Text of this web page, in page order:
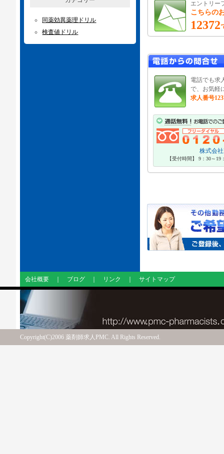
同薬効異薬理ドリル
検査値ドリル
エントリー
こちらの
12372
電話でも求
で、お気軽
求人番号
株式会
【受付時間】 9：30～
会社概要 ブログ リンク サイトマップ
Copyright(C)2006 薬剤師求人PMC. All Rights Reserved.